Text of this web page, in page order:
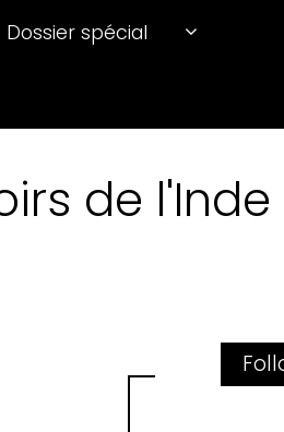
Dossier spécial
de l'Inde